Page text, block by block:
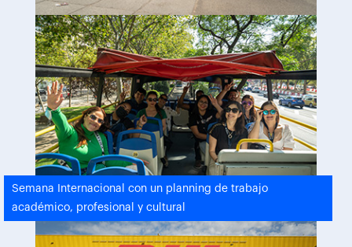
Semana Internacional con un planning de trabajo
académico, profesional y cultural